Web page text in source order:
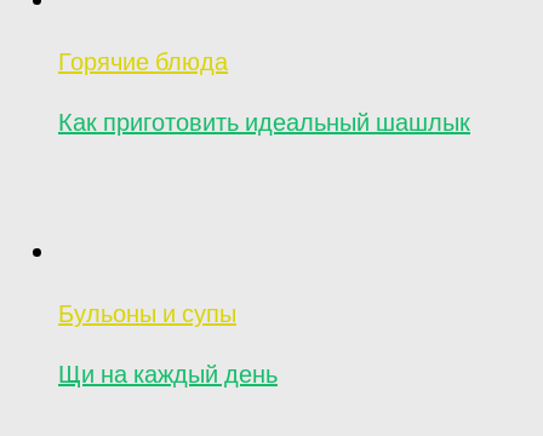
Горячие блюда
Как приготовить идеальный шашлык
Бульоны и супы
Щи на каждый день